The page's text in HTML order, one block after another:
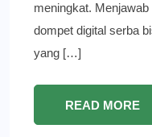
meningkat.
dompet digital serba
yang […]
READ MORE